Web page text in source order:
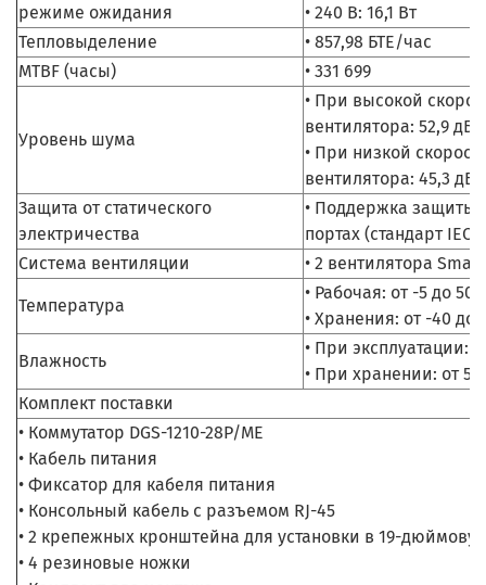
режиме ожидания
• 240 В: 16,1 Вт
Тепловыделение
• 857,98 БТЕ/час
MTBF (часы)
• 331 699
Уровень шума
• При высокой
вентилятора: 52,9 дБ
• При низкой
вентилятора: 45,3 дБ
Защита от статического
электричества
• Поддержка защиты
портах (стандарт
Система вентиляции
• 2 вентилятора Smart
Температура
• Рабочая: от -5 до 50
• Хранения: от -40 до
Влажность
• При эксплуатации:
• При хранении: от
Комплект поставки
• Коммутатор DGS-1210-28P/ME
• Кабель питания
• Фиксатор для кабеля питания
• Консольный кабель с разъемом RJ-45
• 2 крепежных кронштейна для установки в 19-
• 4 резиновые ножки